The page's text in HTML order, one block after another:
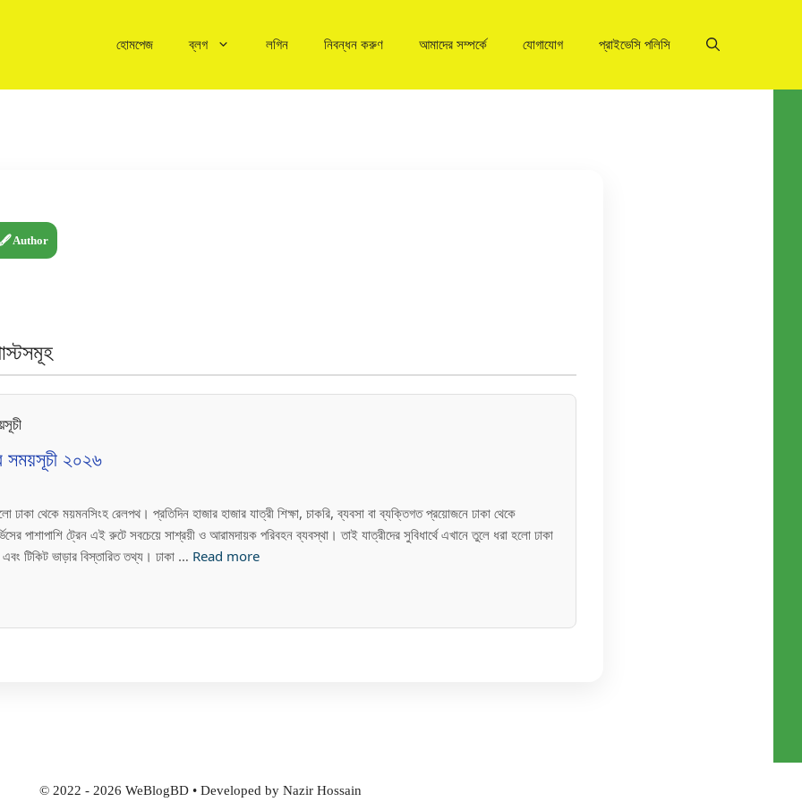
হোমপেজ ব্লগ লগিন নিবন্ধন করুণ আমাদের সম্পর্কে যোগাযোগ প্রাইভেসি পলিসি
🖋️ Author
সময়সূচী ২০২৬
থেকে ময়মনসিংহ রেলপথ। প্রতিদিন হাজার হাজার যাত্রী শিক্ষা, চাকরি, ব্যবসা বা ব্যক্তিগত প্রয়োজনে ঢাকা থেকে
পাশাপাশি ট্রেন এই রুটে সবচেয়ে সাশ্রয়ী ও আরামদায়ক পরিবহন ব্যবস্থা। তাই যাত্রীদের সুবিধার্থে এখানে তুলে ধরা হলো ঢাকা
টিকিট ভাড়ার বিস্তারিত তথ্য। ঢাকা … Read more
© 2022 - 2026 WeBlogBD • Developed by Nazir Hossain